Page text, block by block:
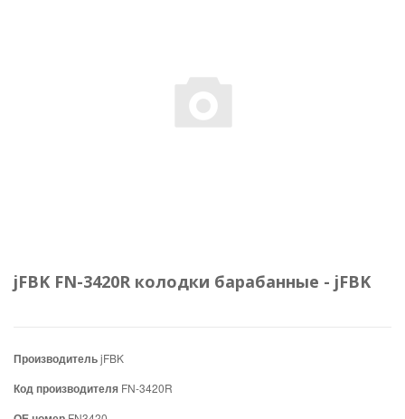
jFBK FN-3420R колодки барабанные - jFBK
ПроизводительjFBK
Код производителя FN-3420R